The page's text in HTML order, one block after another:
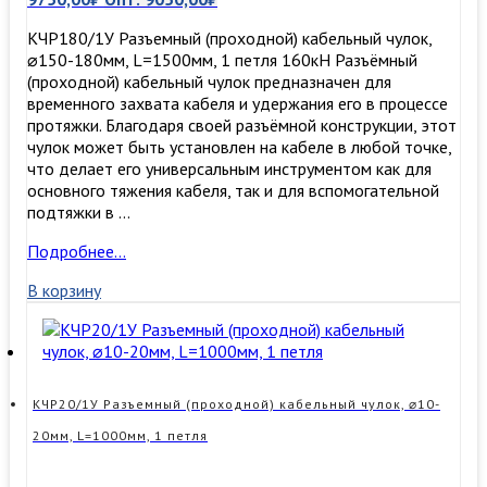
КЧР180/1У Разъемный (проходной) кабельный чулок,
⌀150-180мм, L=1500мм, 1 петля 160кН Разъёмный
(проходной) кабельный чулок предназначен для
временного захвата кабеля и удержания его в процессе
протяжки. Благодаря своей разъёмной конструкции, этот
чулок может быть установлен на кабеле в любой точке,
что делает его универсальным инструментом как для
основного тяжения кабеля, так и для вспомогательной
подтяжки в …
КЧР180/1У
(проходной)
кабельный
чулок,
⌀150-
L=1500мм,
петля
Подробнее…
В корзину
КЧР20/1У Разъемный (проходной) кабельный чулок, ⌀10-
20мм, L=1000мм, 1 петля